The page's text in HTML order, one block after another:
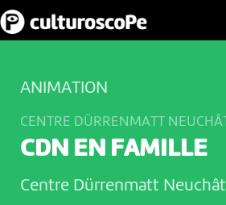
ANIMATION
CENTRE DÜRRENMATT
CDN EN FAMILLE
Centre Dürrenmatt